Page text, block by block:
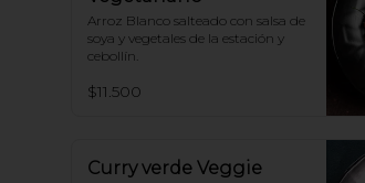
Arroz Blanco salteado con salsa de
soya y vegetales de la estación y
cebollín.
$11.500
Curry verde Veggie